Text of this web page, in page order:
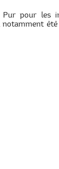
pour les
notamment